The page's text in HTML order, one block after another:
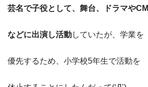
芸名で子役として、舞台、ドラマやCM
などに出演し活動していたが、学業を
優先するため、小学校5年生で活動を